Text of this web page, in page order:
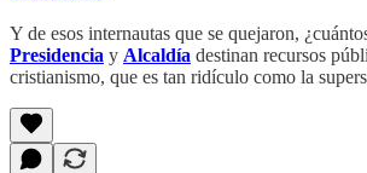
Y de esos internautas que se quejaron,
Presidencia y Alcaldía destinan recursos
cristianismo, que es tan ridículo como la